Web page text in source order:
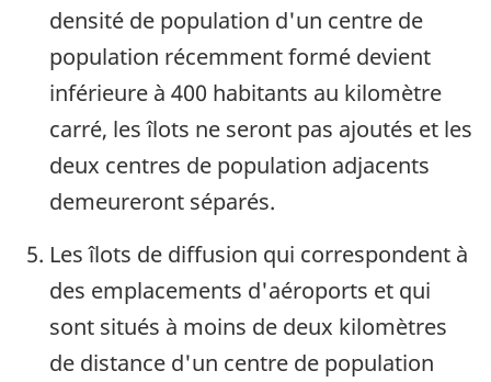
densité de population d'un centre de
population récemment formé devient
inférieure à 400 habitants au kilomètre
carré, les îlots ne seront pas ajoutés et les
deux centres de population adjacents
demeureront séparés.
Les îlots de diffusion qui correspondent à
des emplacements d'aéroports et qui
sont situés à moins de deux kilomètres
de distance d'un centre de population